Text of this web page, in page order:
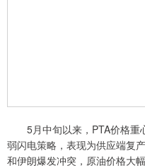
5月中旬以来，PTA价格重
弱闪电策略，表现为供应端复
和伊朗爆发冲突，原油价格大